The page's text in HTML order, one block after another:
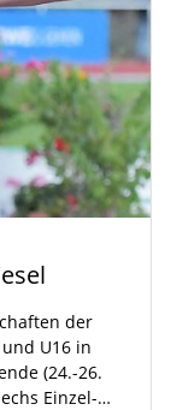
der
U16 in
(24.-26.
Einzel-…